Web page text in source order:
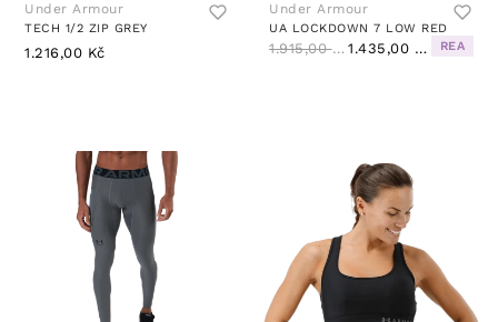
Under Armour
TECH 1/2 ZIP GREY
1.216,00 Kč
Under Armour
UA LOCKDOWN 7 LOW RED
1.915,00 Kč 1.435,00 Kč REA